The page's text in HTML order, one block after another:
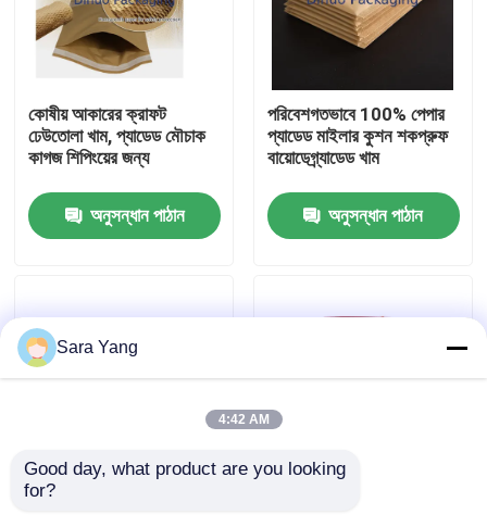
ভিডিও
আমাদের সম্পর্কে
কারখানা ভ্রমণ
মান নিয়ন্ত্রণ
খবর
কোষীয় আকারের ক্রাফট
ঢেউতোলা খাম, প্যাডেড মৌচাক
কাগজ শিপিংয়ের জন্য
অনুসন্ধান পাঠান
পরিবেশগতভাবে 100% পেপার
প্যাডেড মাইলার কুশন শকপ্রুফ
বায়োডেগ্র্যাডেড খাম
অনুসন্ধান পাঠান
কাস্টম কম্পোস্টেবল মধুচক্র
Sara Yang
4:42 AM
Good day, what product are you looking
for?